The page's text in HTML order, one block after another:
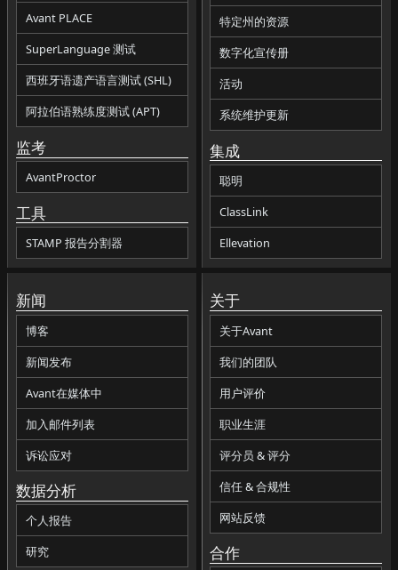
Avant PLACE
SuperLanguage 测试
西班牙语遗产语言测试 (SHL)
阿拉伯语熟练度测试 (APT)
监考
AvantProctor
工具
STAMP 报告分割器
特定州的资源
数字化宣传册
活动
系统维护更新
集成
聪明
ClassLink
Ellevation
新闻
博客
新闻发布
Avant在媒体中
加入邮件列表
诉讼应对
数据分析
个人报告
研究
关于
关于Avant
我们的团队
用户评价
职业生涯
评分员 & 评分
信任 & 合规性
网站反馈
合作